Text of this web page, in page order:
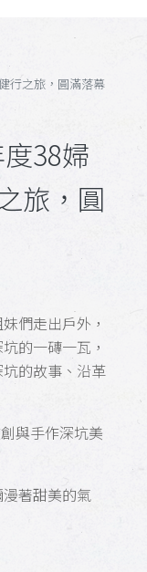
行之旅，圓滿落幕
38婦
旅，圓
們走出戶外，
的一磚一瓦，
的故事、沿革
與手作深坑美
著甜美的氣